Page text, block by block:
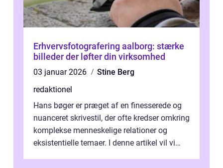
Erhvervsfotografering aalborg: stærke
billeder der løfter din virksomhed
03 januar 2026
Stine Berg
redaktionel
Hans bøger er præget af en finesserede og
nuanceret skrivestil, der ofte kredser omkring
komplekse menneskelige relationer og
eksistentielle temaer. I denne artikel vil vi